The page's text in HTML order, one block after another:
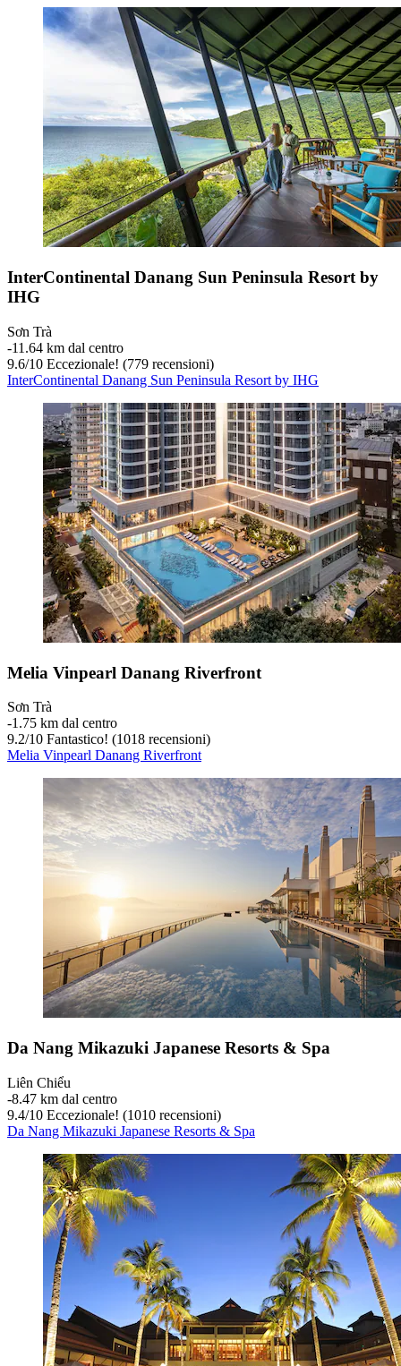
InterContinental Danang Sun Peninsula Resort by
IHG
Sơn Trà
‐11.64 km dal centro
9.6/10 Eccezionale! (779 recensioni)
InterContinental Danang Sun Peninsula Resort by IHG
Melia Vinpearl Danang Riverfront
Sơn Trà
‐1.75 km dal centro
9.2/10 Fantastico! (1018 recensioni)
Melia Vinpearl Danang Riverfront
Da Nang Mikazuki Japanese Resorts & Spa
Liên Chiểu
‐8.47 km dal centro
9.4/10 Eccezionale! (1010 recensioni)
Da Nang Mikazuki Japanese Resorts & Spa